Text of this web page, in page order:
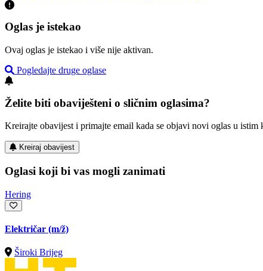
Oglas je istekao
Ovaj oglas je istekao i više nije aktivan.
Pogledajte druge oglase
Želite biti obaviješteni o sličnim oglasima?
Kreirajte obavijest i primajte email kada se objavi novi oglas u istim
Kreiraj obavijest
Oglasi koji bi vas mogli zanimati
Hering
Električar (m/ž)
Široki Brijeg